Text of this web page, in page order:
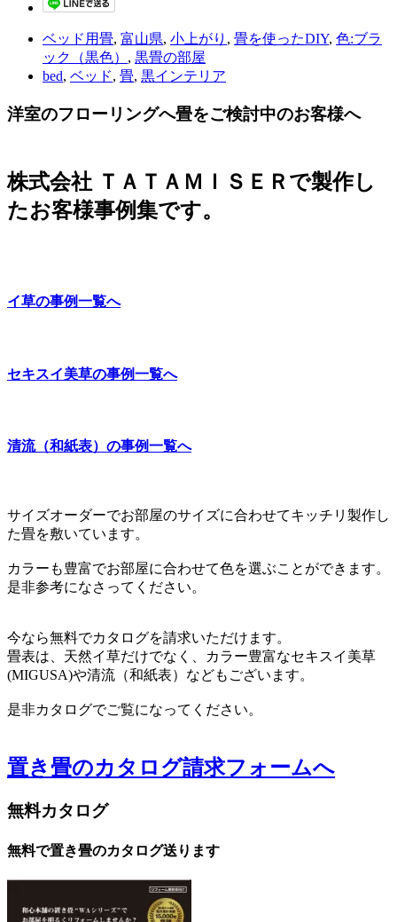
ベッド用畳, 富山県, 小上がり , 畳を使ったDIY, 色:ブラ
ック（黒色） , 黒畳の部屋
bed, ベッド, 畳, 黒インテリア
洋室のフローリングへ畳をご検討中のお客様へ
株式会社 ＴＡＴＡＭＩＳＥＲで製作し
たお客様事例集です。
イ草の事例一覧へ
セキスイ美草の事例一覧へ
清流（和紙表）の事例一覧へ
サイズオーダーでお部屋のサイズに合わせてキッチリ製作し
た畳を敷いています。
カラーも豊富でお部屋に合わせて色を選ぶことができます。
是非参考になさってください。
今なら無料でカタログを請求いただけます。
畳表は、天然イ草だけでなく、カラー豊富なセキスイ美草
(MIGUSA)や清流（和紙表）などもございます。
是非カタログでご覧になってください。
置き畳のカタログ請求フォームへ
無料カタログ
無料で置き畳のカタログ送ります